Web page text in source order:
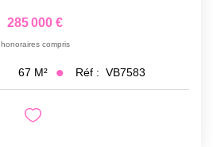
285 000 €
honoraires compris
67 M² Réf : VB7583